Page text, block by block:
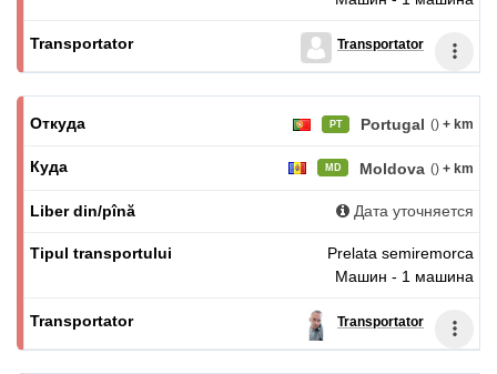
Transportator
PT Portugal () + km
MD Moldova () + km
Дата уточняется
Prelata semiremorca
Машин - 1 машина
Transportator